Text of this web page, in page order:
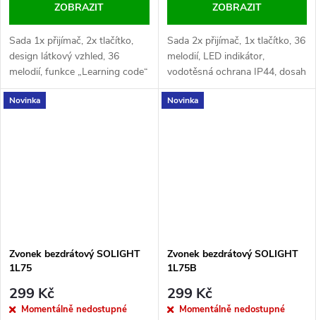
ZOBRAZIT
Sada 1x přijímač, 2x tlačítko,
design látkový vzhled, 36
melodií, funkce „Learning code“
(max. 8 tlačítek, max. 15
zvonků), LED indikace na
ZOBRAZIT
Sada 2x přijímač, 1x tlačítko, 36
melodií, LED indikátor,
vodotěsná ochrana IP44, dosah
180 m, hlasitost 0-90 dB,
napájení AC 230V a CR2032,
Novinka
Zvonek bezdrátový SOLIGHT
1L75
299 Kč
Momentálně nedostupné
Novinka
Zvonek bezdrátový SOLIGHT
1L75B
299 Kč
Momentálně nedostupné